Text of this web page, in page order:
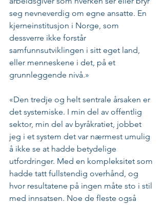
seg nevneverdig om egne ansatte. En
kjerneinstitusjon i Norge, som
dessverre ikke forstår
samfunnsutviklingen i sitt eget land,
eller menneskene i det, på et
grunnleggende nivå.»
«Den tredje og helt sentrale årsaken er
det systemiske. I min del av offentlig
sektor, min del av byråkratiet, jobbet
jeg i et system det var nærmest umulig
å ikke se at hadde betydelige
utfordringer. Med en kompleksitet som
hadde tatt fullstendig overhånd, og
hvor resultatene på ingen måte sto i stil
med innsatsen. Noe de fleste også